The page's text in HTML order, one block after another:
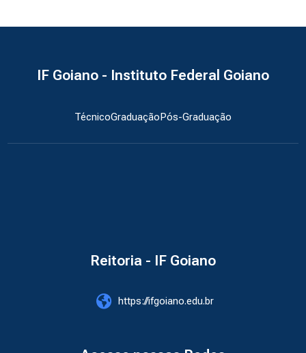
IF Goiano - Instituto Federal Goiano
TécnicoGraduaçãoPós-Graduação
Reitoria - IF Goiano
https://ifgoiano.edu.br